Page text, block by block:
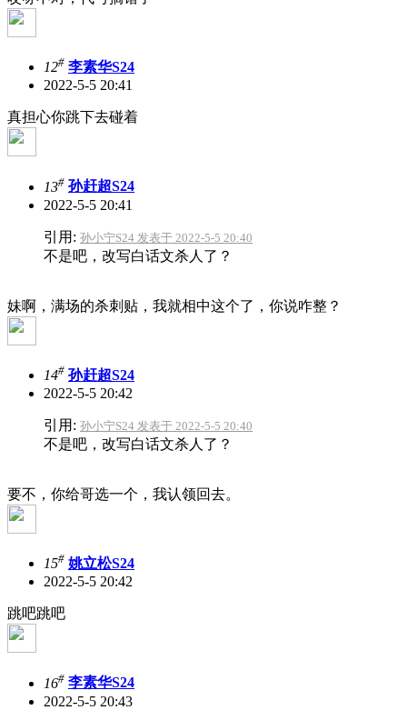
12# 李素华S24
2022-5-5 20:41
真担心你跳下去碰着
13# 孙赶超S24
2022-5-5 20:41
引用: 孙小宁S24 发表于 2022-5-5 20:40
不是吧，改写白话文杀人了？
妹啊，满场的杀刺贴，我就相中这个了，你说咋整？
14# 孙赶超S24
2022-5-5 20:42
引用: 孙小宁S24 发表于 2022-5-5 20:40
不是吧，改写白话文杀人了？
要不，你给哥选一个，我认领回去。
15# 姚立松S24
2022-5-5 20:42
跳吧跳吧
16# 李素华S24
2022-5-5 20:43